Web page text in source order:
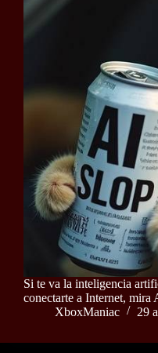
Si te va la inteligencia
conectarte a Internet, mira
XboxManiac
29